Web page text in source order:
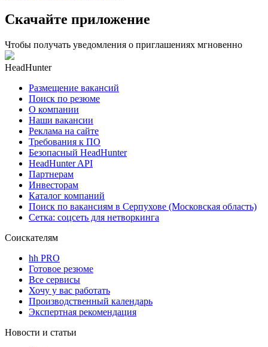
Скачайте приложение
Чтобы получать уведомления о приглашениях мгновенно
HeadHunter
Размещение вакансий
Поиск по резюме
О компании
Наши вакансии
Реклама на сайте
Требования к ПО
Безопасный HeadHunter
HeadHunter API
Партнерам
Инвесторам
Каталог компаний
Поиск по вакансиям в Серпухове (Московская область)
Сетка: соцсеть для нетворкинга
Соискателям
hh PRO
Готовое резюме
Все сервисы
Хочу у вас работать
Производственный календарь
Экспертная рекомендация
Новости и статьи